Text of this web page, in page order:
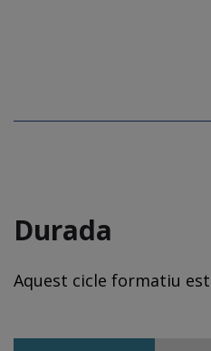
Durada
Aquest cicle formatiu